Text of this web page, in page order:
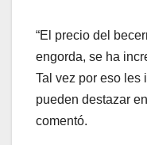
“El precio del
engorda, se ha
Tal vez por eso les
pueden destazar
comentó.